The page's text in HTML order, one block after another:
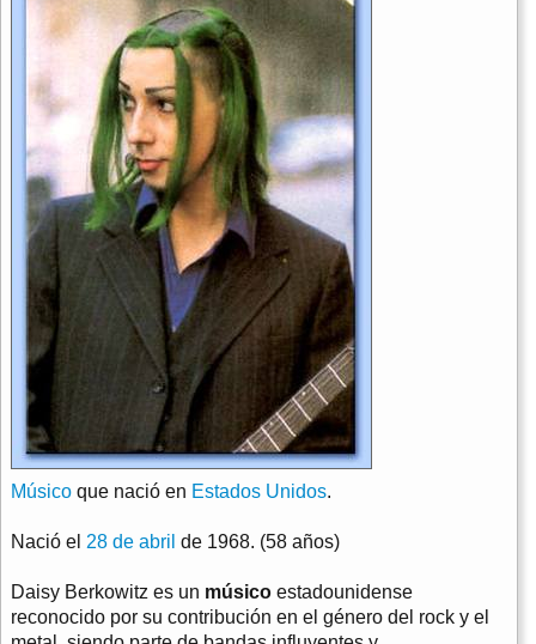
Músico que nació en Estados Unidos.
Nació el 28 de abril de 1968. (58 años)
Daisy Berkowitz es un músico estadounidense
reconocido por su contribución en el género del rock y el